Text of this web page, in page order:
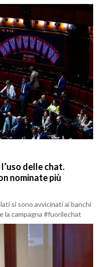
delle chat.
nominate più
si sono avvicinati ai banchi
la campagna #fuorilechat